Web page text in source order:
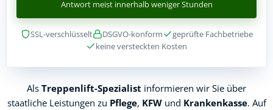
Antwort meist innerhalb weniger Stunden
SSL-verschlüsselt DSGVO-konform
geprüfte Fachbetriebe
keine versteckten Kosten
Als Treppenlift-Spezialist informieren wir Sie über
staatliche Leistungen zu Pflege, KFWund Krankenkasse. Auf